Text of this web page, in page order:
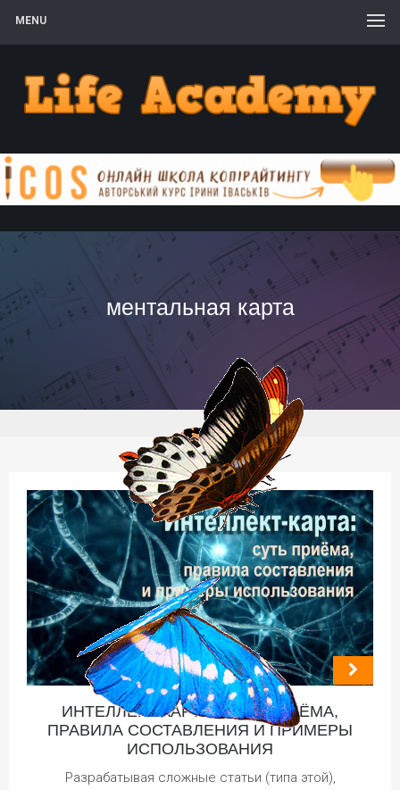
MENU
ментальная карта
ИНТЕЛЛЕКТ-КАРТА: СУТЬ ПРИЁМА,
ПРАВИЛА СОСТАВЛЕНИЯ И ПРИМЕРЫ
ИСПОЛЬЗОВАНИЯ
Разрабатывая сложные статьи (типа этой),